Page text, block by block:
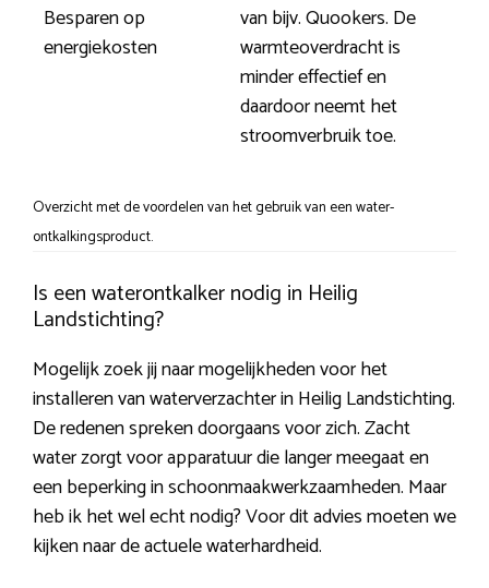
Besparen op
energiekosten
van bijv. Quookers. De
warmteoverdracht is
minder effectief en
daardoor neemt het
stroomverbruik toe.
Overzicht met de voordelen van het gebruik van een water-
ontkalkingsproduct.
Is een waterontkalker nodig in Heilig
Landstichting?
Mogelijk zoek jij naar mogelijkheden voor het
installeren van waterverzachter in Heilig Landstichting.
De redenen spreken doorgaans voor zich. Zacht
water zorgt voor apparatuur die langer meegaat en
een beperking in schoonmaakwerkzaamheden. Maar
heb ik het wel echt nodig? Voor dit advies moeten we
kijken naar de actuele waterhardheid.